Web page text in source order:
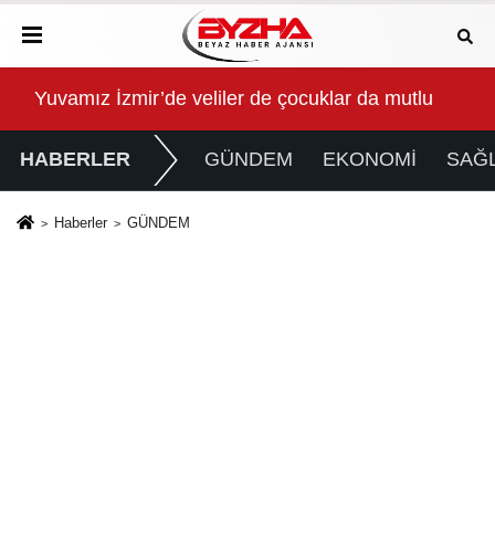
Bornova Aktarma İstasyonu yenilendi
HABERLER GÜNDEM EKONOMİ
Haberler GÜNDEM